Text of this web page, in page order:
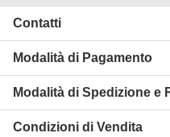
Contatti
Modalità di Pagamento
Modalità di Spedizione e
Condizioni di Vendita